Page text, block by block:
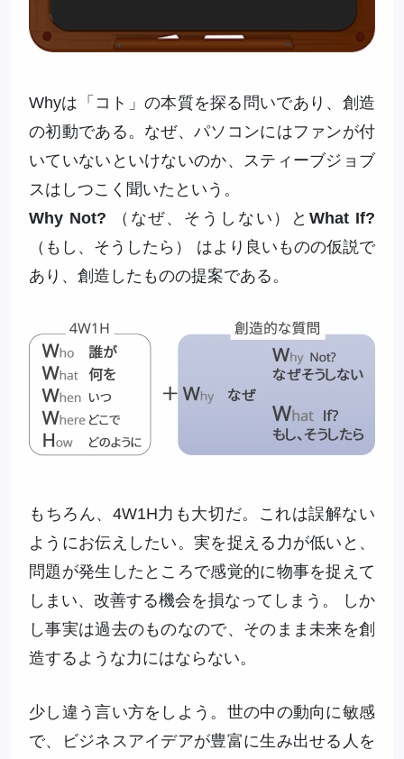
Whyは「コト」の本質を探る問いであり、創造
の初動である。なぜ、パソコンにはファンが付
いていないといけないのか、スティーブジョブ
スはしつこく聞いたという。
Why Not? （なぜ、そうしない）とWhat If?
（もし、そうしたら） はより良いものの仮説で
あり、創造したものの提案である。
もちろん、4W1H力も大切だ。これは誤解ない
ようにお伝えしたい。実を捉える力が低いと、
問題が発生したところで感覚的に物事を捉えて
しまい、改善する機会を損なってしまう。 しか
し事実は過去のものなので、そのまま未来を創
造するような力にはならない。
少し違う言い方をしよう。世の中の動向に敏感
で、ビジネスアイデアが豊富に生み出せる人を